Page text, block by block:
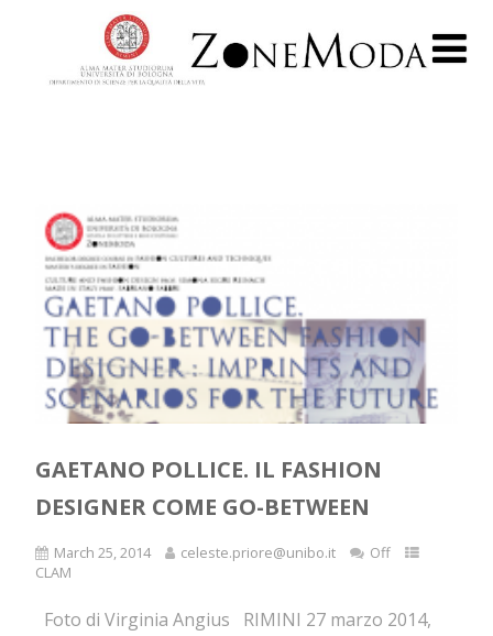
GAETANO POLLICE. IL FASHION
DESIGNER COME GO-BETWEEN
March 25, 2014 celeste.priore@unibo.it
Off
CLAM
Foto di Virginia Angius RIMINI 27 marzo 2014,